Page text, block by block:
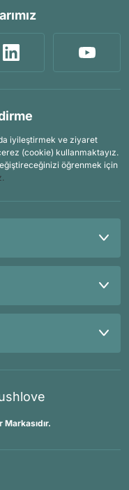
iyileştirmek ve ziyaret
(cookie) kullanmaktayız.
öğrenmek için